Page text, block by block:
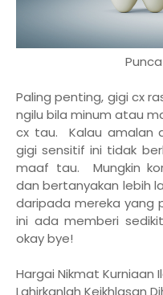
Paling penting, gigi cx
ngilu bila minum atau
cx tau. Kalau amalan
gigi sensitif ini tidak
maaf tau. Mungkin
dan bertanyakan lebih
daripada mereka yang
ini ada memberi
okay bye!
Hargai Nikmat Kurniaan
Lahirkanlah Keikhlasan